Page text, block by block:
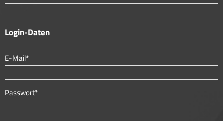
Login-Daten
E-Mail*
Passwort*